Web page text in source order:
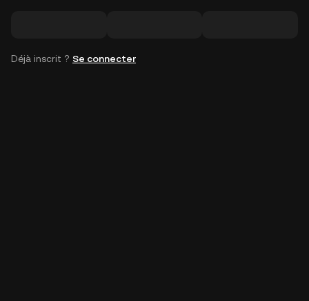
Déjà inscrit ? Se connecter